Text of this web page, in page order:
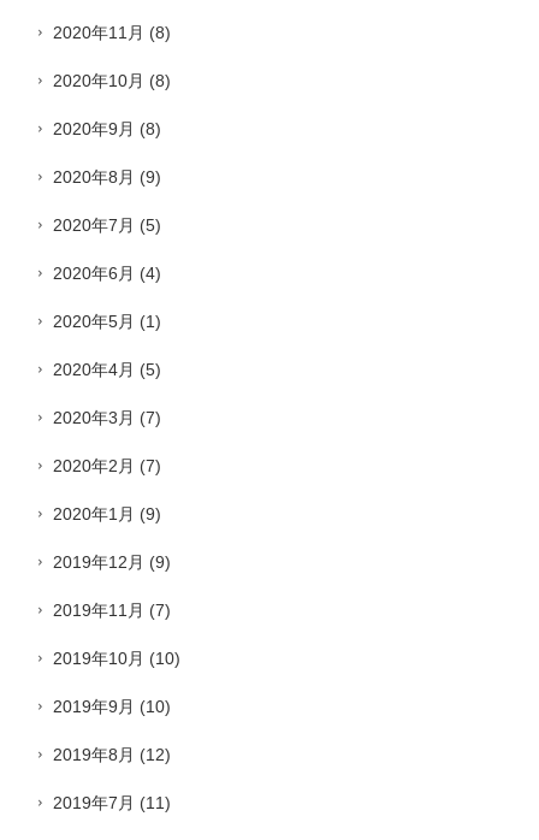
2020年11月 (8)
2020年10月 (8)
2020年9月 (8)
2020年8月 (9)
2020年7月 (5)
2020年6月 (4)
2020年5月 (1)
2020年4月 (5)
2020年3月 (7)
2020年2月 (7)
2020年1月 (9)
2019年12月 (9)
2019年11月 (7)
2019年10月 (10)
2019年9月 (10)
2019年8月 (12)
2019年7月 (11)